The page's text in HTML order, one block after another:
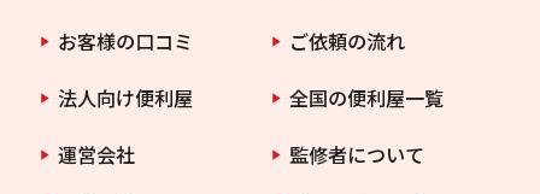
お客様の口コミ
ご依頼の流れ
法人向け便利屋
全国の便利屋一覧
運営会社
監修者について